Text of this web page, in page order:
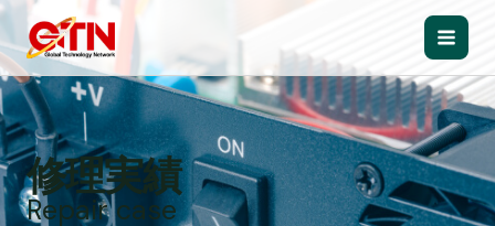
内
容
を
ス
キ
ッ
プ
Main
修理実績
Repair case